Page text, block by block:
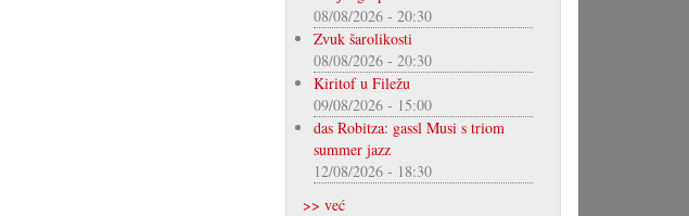
08/08/2026 - 20:30
Zvuk šarolikosti
08/08/2026 - 20:30
Kiritof u Filežu
09/08/2026 - 15:00
das Robitza: gassl Musi s triom
summer jazz
12/08/2026 - 18:30
>> već